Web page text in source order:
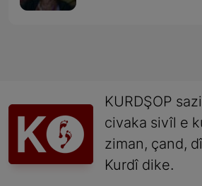
KURDŞOP
civaka sivîl e
ziman, çand,
Kurdî dike.